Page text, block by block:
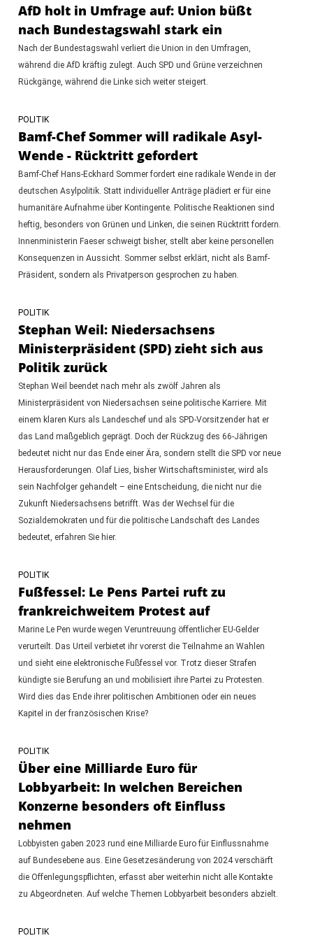
AfD holt in Umfrage auf: Union büßt
nach Bundestagswahl stark ein
Nach der Bundestagswahl verliert die Union in den Umfragen,
während die AfD kräftig zulegt. Auch SPD und Grüne verzeichnen
Rückgänge, während die Linke sich weiter steigert.
POLITIK
Bamf-Chef Sommer will radikale Asyl-
Wende - Rücktritt gefordert
Bamf-Chef Hans-Eckhard Sommer fordert eine radikale Wende in der
deutschen Asylpolitik. Statt individueller Anträge plädiert er für eine
humanitäre Aufnahme über Kontingente. Politische Reaktionen sind
heftig, besonders von Grünen und Linken, die seinen Rücktritt fordern.
Innenministerin Faeser schweigt bisher, stellt aber keine personellen
Konsequenzen in Aussicht. Sommer selbst erklärt, nicht als Bamf-
Präsident, sondern als Privatperson gesprochen zu haben.
POLITIK
Stephan Weil: Niedersachsens
Ministerpräsident (SPD) zieht sich aus
Politik zurück
Stephan Weil beendet nach mehr als zwölf Jahren als
Ministerpräsident von Niedersachsen seine politische Karriere. Mit
einem klaren Kurs als Landeschef und als SPD-Vorsitzender hat er
das Land maßgeblich geprägt. Doch der Rückzug des 66-Jährigen
bedeutet nicht nur das Ende einer Ära, sondern stellt die SPD vor neue
Herausforderungen. Olaf Lies, bisher Wirtschaftsminister, wird als
sein Nachfolger gehandelt – eine Entscheidung, die nicht nur die
Zukunft Niedersachsens betrifft. Was der Wechsel für die
Sozialdemokraten und für die politische Landschaft des Landes
bedeutet, erfahren Sie hier.
POLITIK
Fußfessel: Le Pens Partei ruft zu
frankreichweitem Protest auf
Marine Le Pen wurde wegen Veruntreuung öffentlicher EU-Gelder
verurteilt. Das Urteil verbietet ihr vorerst die Teilnahme an Wahlen
und sieht eine elektronische Fußfessel vor. Trotz dieser Strafen
kündigte sie Berufung an und mobilisiert ihre Partei zu Protesten.
Wird dies das Ende ihrer politischen Ambitionen oder ein neues
Kapitel in der französischen Krise?
POLITIK
Über eine Milliarde Euro für
Lobbyarbeit: In welchen Bereichen
Konzerne besonders oft Einfluss
nehmen
Lobbyisten gaben 2023 rund eine Milliarde Euro für Einflussnahme
auf Bundesebene aus. Eine Gesetzesänderung von 2024 verschärft
die Offenlegungspflichten, erfasst aber weiterhin nicht alle Kontakte
zu Abgeordneten. Auf welche Themen Lobbyarbeit besonders abzielt.
POLITIK